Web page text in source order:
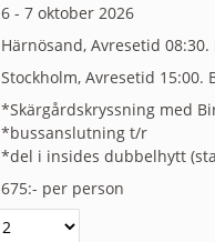
6 - 7 oktober 2026
Härnösand, Avresetid
Stockholm, Avresetid 15:00.
*Skärgårdskryssning med
*bussanslutning t/r
*del i insides dubbelhytt
675:- per person